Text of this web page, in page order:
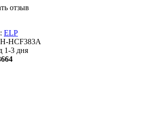
отзыв
ELP
HCF383A
1-3 дня